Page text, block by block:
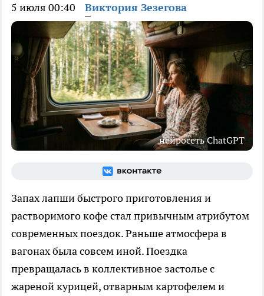
5 июля 00:40 Виктория Зезегова
нейросеть ChatGPT
Запах лапши быстрого приготовления и
растворимого кофе стал привычным атрибутом
современных поездок. Раньше атмосфера в
вагонах была совсем иной. Поездка
превращалась в коллективное застолье с
жареной курицей, отварным картофелем и